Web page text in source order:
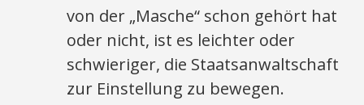
von der „Masche“ schon gehört hat
oder nicht, ist es leichter oder
schwieriger, die Staatsanwaltschaft
zur Einstellung zu bewegen.